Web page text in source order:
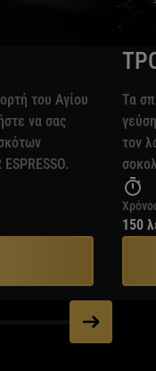
του Αγίου
να σας
Τα
τον
150